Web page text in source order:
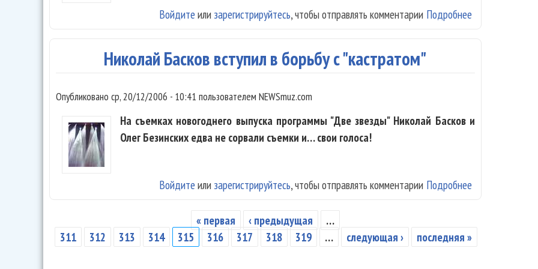
Подробнее
Войдите или зарегистрируйтесь, чтобы отправлять комментарии
Николай Басков вступил в борьбу с "кастратом"
Опубликовано ср, 20/12/2006 - 10:41 пользователем NEWSmuz.com
На съемках новогоднего выпуска программы "Две звезды" Николай Басков и
Олег Безинских едва не сорвали съемки и… свои голоса!
Подробнее
Войдите или зарегистрируйтесь, чтобы отправлять комментарии
Страницы
« первая ‹ предыдущая
…
311
312 313 314 315 316 317 318 319 … следующая › последняя »